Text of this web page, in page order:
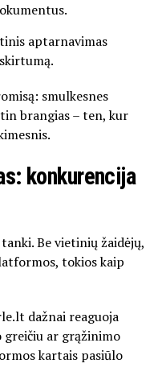
aptarnavimas
smulkesnes
brangias – ten, kur
konkurencija
Be vietinių žaidėjų,
tokios kaip
dažnai reaguoja
ar grąžinimo
kartais pasiūlo